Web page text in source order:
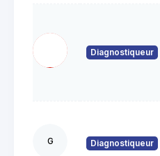
Diagnostiqueur
G Diagnostiqueur